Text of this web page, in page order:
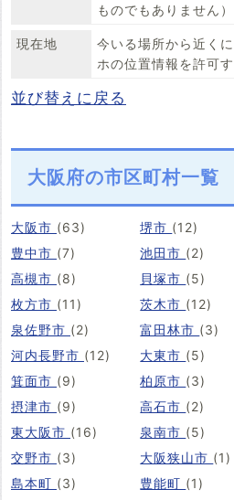
ものでもありません）
現在地
今いる場所から近く
ホの位置情報を許可
並び替えに戻る
大阪府の市区町村一覧
大阪市 (63) 堺市 (12)
豊中市 (7) 池田市 (2)
高槻市 (8) 貝塚市 (5)
枚方市 (11) 茨木市 (12)
泉佐野市 (2) 富田林市 (3)
河内長野市 (12) 大東市 (5)
箕面市 (9) 柏原市 (3)
摂津市 (9) 高石市 (2)
東大阪市 (16) 泉南市 (5)
交野市 (3) 大阪狭山市 (1)
島本町 (3) 豊能町 (1)